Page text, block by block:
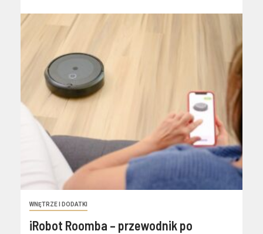
WNĘTRZE I DODATKI
iRobot Roomba – przewodnik po